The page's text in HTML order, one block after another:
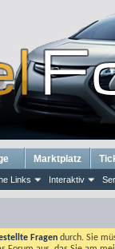
Links Interaktiv
Marktplatz
Fragen durch. Sie